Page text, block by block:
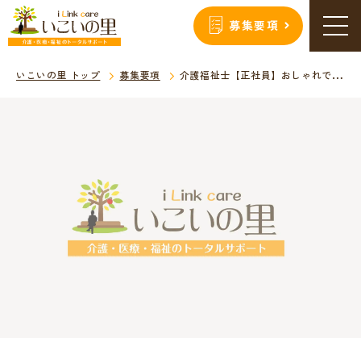
募集要項
いこいの里 トップ 募集要項 介護福祉士【正社員】おしゃれで明るい、サ高住の求人募集！